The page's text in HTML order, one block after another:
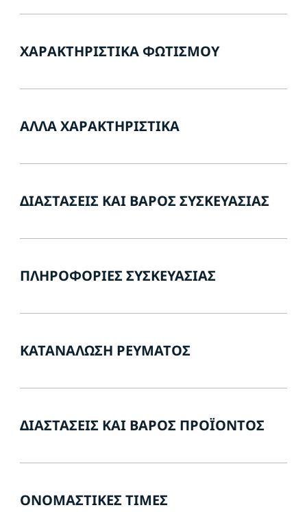
ΧΑΡΑΚΤΗΡΙΣΤΙΚΆ ΦΩΤΙΣΜΟΎ
ΆΛΛΑ ΧΑΡΑΚΤΗΡΙΣΤΙΚΆ
ΔΙΑΣΤΆΣΕΙΣ ΚΑΙ ΒΆΡΟΣ ΣΥΣΚΕΥΑΣΊΑΣ
ΠΛΗΡΟΦΟΡΊΕΣ ΣΥΣΚΕΥΑΣΊΑΣ
ΚΑΤΑΝΆΛΩΣΗ ΡΕΎΜΑΤΟΣ
ΔΙΑΣΤΆΣΕΙΣ ΚΑΙ ΒΆΡΟΣ ΠΡΟΪΌΝΤΟΣ
ΟΝΟΜΑΣΤΙΚΈΣ ΤΙΜΈΣ